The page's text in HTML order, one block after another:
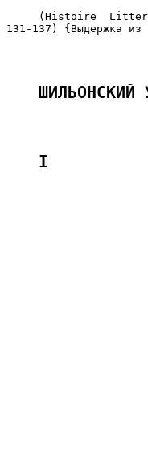
(Histoire
131-137) {Выдержка из
ШИЛЬОНСКИЙ
I